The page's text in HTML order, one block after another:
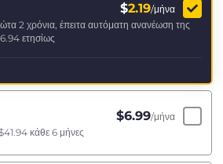
$2.19/μήνα
2 χρόνια, έπειτα αυτόματη ανανέωση της
ετησίως
$6.99/μήνα
κάθε 6 μήνες